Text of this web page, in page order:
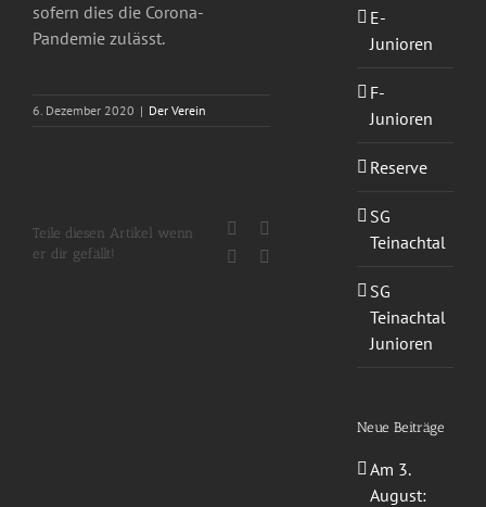
sofern dies die Corona-
Pandemie zulässt.
6. Dezember 2020 | Der Verein
Teile diesen Artikel wenn
er dir gefällt!
Facebook
WhatsApp
E-
Junioren
F-
Junioren
Reserve
SG
Teinachtal
SG
Teinachtal
Junioren
Neue Beiträge
Am 3.
August: